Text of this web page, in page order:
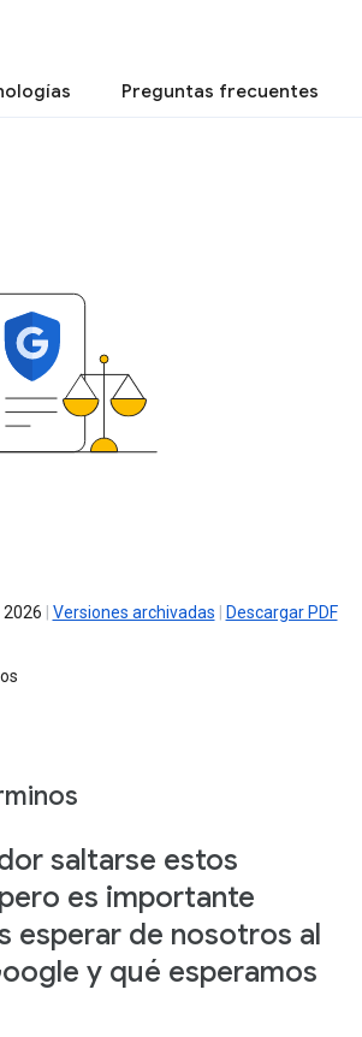
Preguntas frecuentes
2026 Versiones archivadas Descargar PDF
saltarse estos
es importante
esperar de nosotros al
y qué esperamos